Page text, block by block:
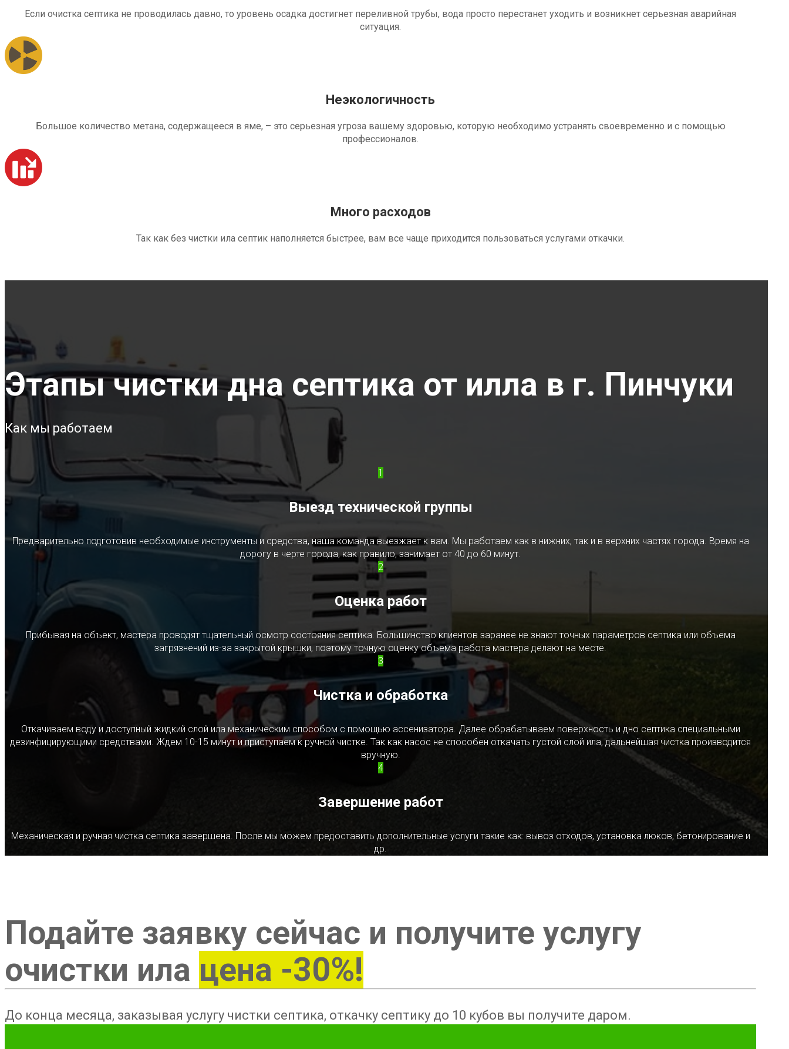
Если очистка септика не проводилась давно, то уровень осадка достигнет переливной трубы, вода просто перестанет уходить и возникнет серьезная аварийная
ситуация.
Неэкологичность
Большое количество метана, содержащееся в яме, – это серьезная угроза вашему здоровью, которую необходимо устранять своевременно и с помощью
профессионалов.
Много расходов
Так как без чистки ила септик наполняется быстрее, вам все чаще приходится пользоваться услугами откачки.
Этапы чистки дна септика от илла в г. Пинчуки
Как мы работаем
1
Выезд технической группы
Предварительно подготовив необходимые инструменты и средства, наша команда выезжает к вам. Мы работаем как в нижних, так и в верхних частях города. Время на
дорогу в черте города, как правило, занимает от 40 до 60 минут.
2
Оценка работ
Прибывая на объект, мастера проводят тщательный осмотр состояния септика. Большинство клиентов заранее не знают точных параметров септика или объема
загрязнений из-за закрытой крышки, поэтому точную оценку объема работа мастера делают на месте.
3
Чистка и обработка
Откачиваем воду и доступный жидкий слой ила механическим способом с помощью ассенизатора. Далее обрабатываем поверхность и дно септика специальными
дезинфицирующими средствами. Ждем 10-15 минут и приступаем к ручной чистке. Так как насос не способен откачать густой слой ила, дальнейшая чистка производится
вручную.
4
Завершение работ
Механическая и ручная чистка септика завершена. После мы можем предоставить дополнительные услуги такие как: вывоз отходов, установка люков, бетонирование и
др.
Подайте заявку сейчас и получите услугу
очистки ила цена -30%!
До конца месяца, заказывая услугу чистки септика, откачку септику до 10 кубов вы получите даром.